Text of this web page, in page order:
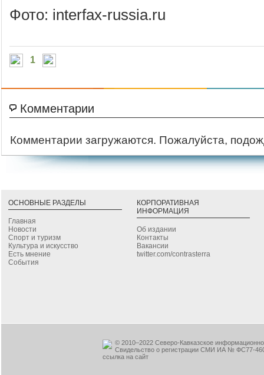
Фото: interfax-russia.ru
1
Комментарии
Комментарии загружаются. Пожалуйста,
ОСНОВНЫЕ РАЗДЕЛЫ
Главная
Новости
Спорт и туризм
Культура и искусство
Есть мнение
События
КОРПОРАТИВНАЯ
ИНФОРМАЦИЯ
Об издании
Контакты
Вакансии
twitter.com/contrasterra
© 2010–2022 Северо-Кавказское
Свидельство о регистрации СМИ ИА № ФС77-
ссылка на сайт